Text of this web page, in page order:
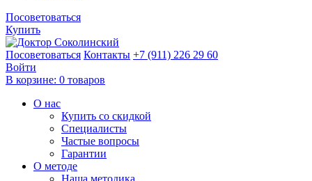
Посоветоваться
Купить
Посоветоваться Контакты +7 (911) 226 29 60
Войти
В корзине: 0 товаров
О нас
Купить со скидкой
Специалисты
Частые вопросы
Гарантии
О методе
Наша методика